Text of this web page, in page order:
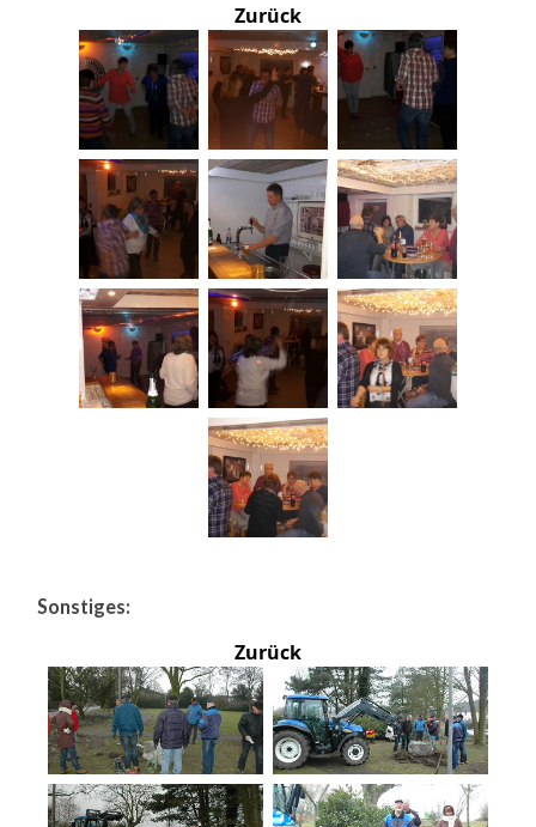
Zurück
Sonstiges:
Zurück